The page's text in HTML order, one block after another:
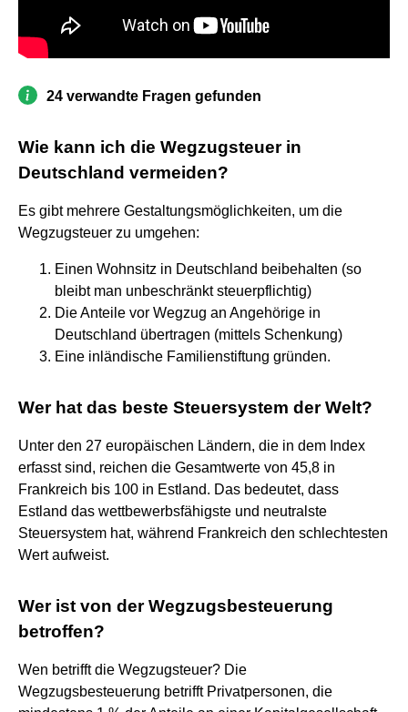
24 verwandte Fragen gefunden
Wie kann ich die Wegzugsteuer in
Deutschland vermeiden?
Es gibt mehrere Gestaltungsmöglichkeiten, um die
Wegzugsteuer zu umgehen:
Einen Wohnsitz in Deutschland beibehalten (so
bleibt man unbeschränkt steuerpflichtig)
Die Anteile vor Wegzug an Angehörige in
Deutschland übertragen (mittels Schenkung)
Eine inländische Familienstiftung gründen.
Wer hat das beste Steuersystem der Welt?
Unter den 27 europäischen Ländern, die in dem Index
erfasst sind, reichen die Gesamtwerte von 45,8 in
Frankreich bis 100 in Estland. Das bedeutet, dass
Estland das wettbewerbsfähigste und neutralste
Steuersystem hat, während Frankreich den schlechtesten
Wert aufweist.
Wer ist von der Wegzugsbesteuerung
betroffen?
Wen betrifft die Wegzugsteuer? Die
Wegzugsbesteuerung betrifft Privatpersonen, die